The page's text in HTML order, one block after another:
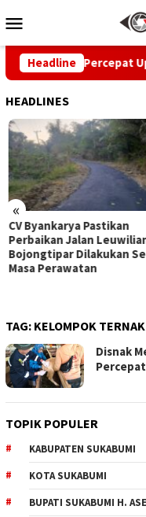
ke
Mobile
HeadlinePercepat Upaya
HEADLINES
«
CV Byankarya Pastikan
Perbaikan Jalan
Bojongtipar Dilakukan
Masa Perawatan
TAG: KELOMPOK
Disnak
TOPIK POPULER
KABUPATEN SUKABUMI
KOTA SUKABUMI
BUPATI SUKABUMI H.